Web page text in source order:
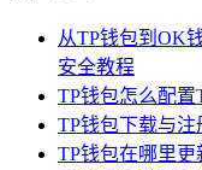
从TP钱包到OK
安全教程
TP钱包怎么配置
TP钱包下载与
TP钱包在哪里